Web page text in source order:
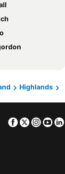
Highlands
Facebook
Twitter